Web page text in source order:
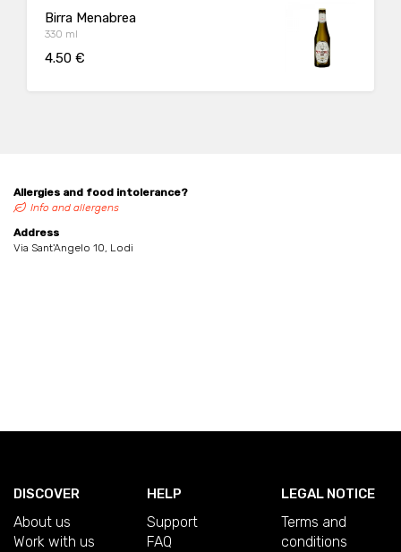
Birra Menabrea
330 ml
4.50 €
Allergies and food intolerance?
Info and allergens
Address
Via Sant'Angelo 10, Lodi
DISCOVER
About us
Work with us
HELP
Support
FAQ
LEGAL NOTICE
Terms and
conditions